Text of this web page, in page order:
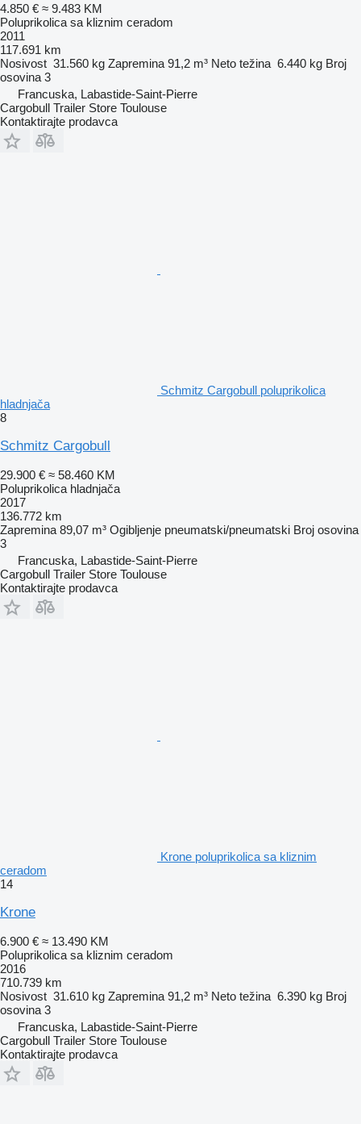
4.850 € ≈ 9.483 KM
Poluprikolica sa kliznim ceradom
2011
117.691 km
Nosivost 31.560 kg Zapremina 91,2 m³ Neto težina 6.440 kg Broj
osovina 3
Francuska, Labastide-Saint-Pierre
Cargobull Trailer Store Toulouse
Kontaktirajte prodavca
Schmitz Cargobull poluprikolica
hladnjača
8
Schmitz Cargobull
29.900 € ≈ 58.460 KM
Poluprikolica hladnjača
2017
136.772 km
Zapremina 89,07 m³ Ogibljenje pneumatski/pneumatski Broj osovina
3
Francuska, Labastide-Saint-Pierre
Cargobull Trailer Store Toulouse
Kontaktirajte prodavca
Krone poluprikolica sa kliznim
ceradom
14
Krone
6.900 € ≈ 13.490 KM
Poluprikolica sa kliznim ceradom
2016
710.739 km
Nosivost 31.610 kg Zapremina 91,2 m³ Neto težina 6.390 kg Broj
osovina 3
Francuska, Labastide-Saint-Pierre
Cargobull Trailer Store Toulouse
Kontaktirajte prodavca